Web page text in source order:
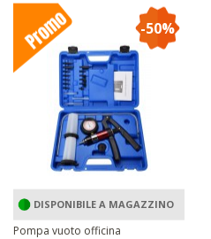
-50%
DISPONIBILE A MAGAZZINO
Pompa vuoto officina